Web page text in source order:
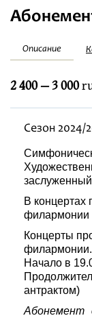
Festivals
Описание
2 400 — 3 000
Сезон 2024/
В концертах
филармонии
Концерты
филармонии.
Начало в
антрактом)
Абонемент